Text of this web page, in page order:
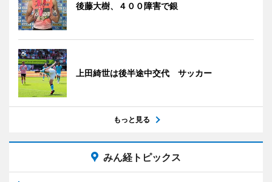
後藤大樹、４００障害で銀
上田綺世は後半途中交代 サッカー
もっと見る
みん経トピックス